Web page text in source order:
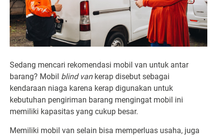
Sedang mencari rekomendasi mobil van untuk antar
barang? Mobil blind van kerap disebut sebagai
kendaraan niaga karena kerap digunakan untuk
kebutuhan pengiriman barang mengingat mobil ini
memiliki kapasitas yang cukup besar.
Memiliki mobil van selain bisa memperluas usaha, juga